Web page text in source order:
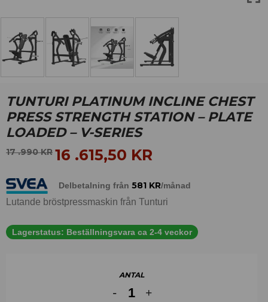
TUNTURI PLATINUM INCLINE CHEST
PRESS STRENGTH STATION – PLATE
LOADED – V-SERIES
17 .990KR 16 .615,50 KR
Delbetalning från 581 KR/månad
Lutande bröstpressmaskin från Tunturi
Lagerstatus: Beställningsvara ca 2-4 veckor
ANTAL